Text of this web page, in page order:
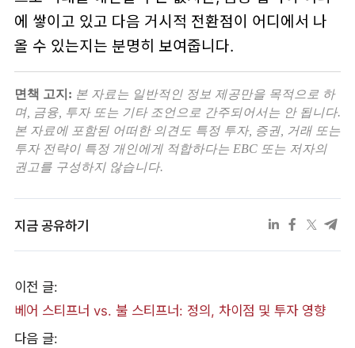
에 쌓이고 있고 다음 거시적 전환점이 어디에서 나
올 수 있는지는 분명히 보여줍니다.
면책 고지: 본 자료는 일반적인 정보 제공만을 목적으로 하
며, 금융, 투자 또는 기타 조언으로 간주되어서는 안 됩니다.
본 자료에 포함된 어떠한 의견도 특정 투자, 증권, 거래 또는
투자 전략이 특정 개인에게 적합하다는 EBC 또는 저자의
권고를 구성하지 않습니다.
지금 공유하기
이전 글:
베어 스티프너 vs. 불 스티프너: 정의, 차이점 및 투자 영향
다음 글: